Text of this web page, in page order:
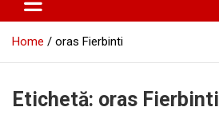
Home oras Fierbinti
Etichetă: oras Fierbinti